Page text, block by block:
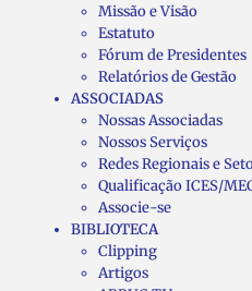
Missão e Visão
Estatuto
Fórum de Presidentes
Relatórios de Gestão
ASSOCIADAS
Nossas Associadas
Nossos Serviços
Redes Regionais e
Qualificação ICES/
Associe-se
BIBLIOTECA
Clipping
Artigos